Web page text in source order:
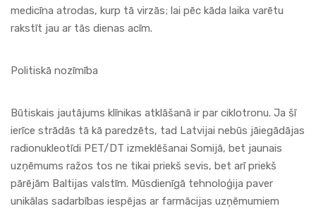
medicīna atrodas, kurp tā virzās; lai pēc kāda laika varētu
rakstīt jau ar tās dienas acīm.
Politiskā nozīmība
Būtiskais jautājums klīnikas atklāšanā ir par ciklotronu. Ja šī
ierīce strādās tā kā paredzēts, tad Latvijai nebūs jāiegādājas
radionukleotīdi PET/DT izmeklēšanai Somijā, bet jaunais
uzņēmums ražos tos ne tikai priekš sevis, bet arī priekš
pārējām Baltijas valstīm. Mūsdienīgā tehnoloģija paver
unikālas sadarbības iespējas ar farmācijas uzņēmumiem